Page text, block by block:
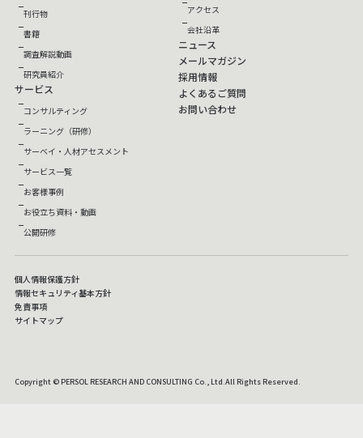
刊行物
書籍
調査解説動画
研究員紹介
サービス
コンサルティング
ラーニング（研修）
サーベイ・人材アセスメント
サービス一覧
お客様事例
お役立ち資料・動画
公開研修
アクセス
会社沿革
ニュース
メールマガジン
採用情報
よくあるご質問
お問い合わせ
Copyright © PERSOL RESEARCH AND CONSULTING Co., Ltd.All Rights Reserved.
個人情報保護方針
情報セキュリティ基本方針
免責事項
サイトマップ